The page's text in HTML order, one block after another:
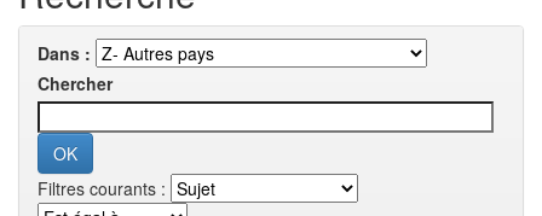
Dans :
Chercher
Filtres courants :